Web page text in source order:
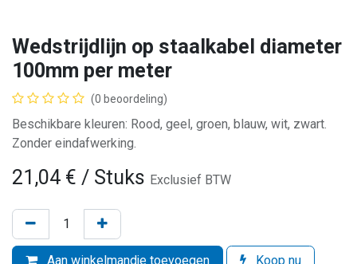
Wedstrijdlijn op staalkabel diameter
100mm per meter
(0 beoordeling)
Beschikbare kleuren: Rood, geel, groen, blauw, wit, zwart.
Zonder eindafwerking.
21,04 € / Stuks Exclusief BTW
Aan winkelmandje toevoegen Koop nu